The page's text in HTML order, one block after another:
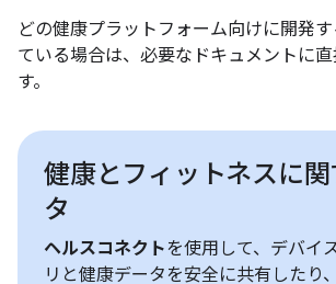
どの健康プラットフォーム向けに開発
ている場合は、必要なドキュメントに
す。
健康とフィットネスに
タ
ヘルスコネクトを使用して、デバイ
リと健康データを安全に共有したり